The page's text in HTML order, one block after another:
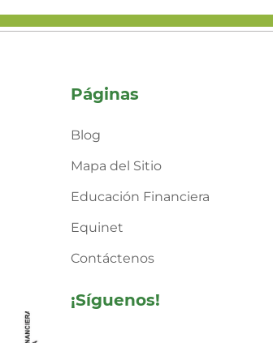
Páginas
Blog
Mapa del Sitio
Educación Financiera
Equinet
Contáctenos
¡Síguenos!